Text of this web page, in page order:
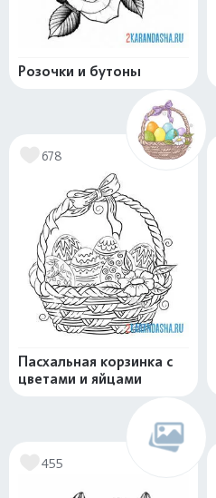
Розочки и бутоны
678
Пасхальная корзинка с
цветами и яйцами
455